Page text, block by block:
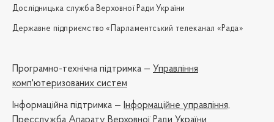
Дослідницька служба Верховної Ради України
Державне підприємство «Парламентський телеканал «Рада»
Програмно-технічна підтримка — Управління
комп'ютеризованих систем
Iнформаційна підтримка — Інформаційне управління,
Пресслужба Апарату Верховної Ради України